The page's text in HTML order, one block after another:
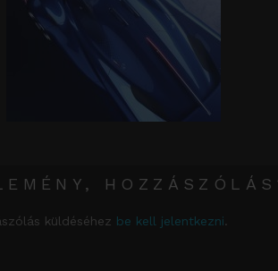
küldéséhez be kell jelentkezni